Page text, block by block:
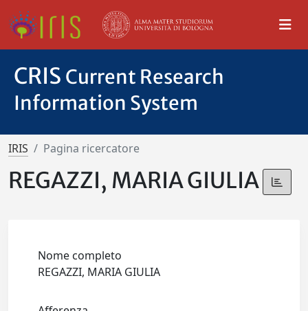
CRIS Current Research
Information System
IRIS Pagina ricercatore
REGAZZI, MARIA GIULIA
Nome completo
REGAZZI, MARIA GIULIA